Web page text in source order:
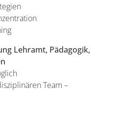
Lehramt, Pädagogik,
Team –